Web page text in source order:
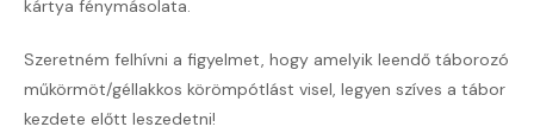
kártya fénymásolata.
Szeretném felhívni a figyelmet, hogy amelyik leendő táborozó
műkörmöt/géllakkos körömpótlást visel, legyen szíves a tábor
kezdete előtt leszedetni!